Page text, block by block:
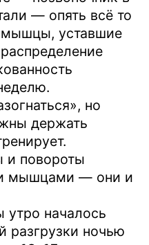
8 до
С тех
не
логика
версии.
в